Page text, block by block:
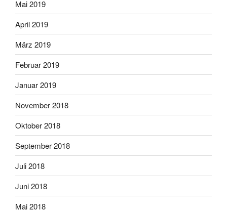
Mai 2019
April 2019
März 2019
Februar 2019
Januar 2019
November 2018
Oktober 2018
September 2018
Juli 2018
Juni 2018
Mai 2018